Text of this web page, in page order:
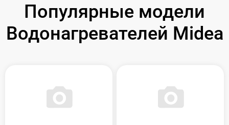
Популярные модели
Водонагревателей Midea